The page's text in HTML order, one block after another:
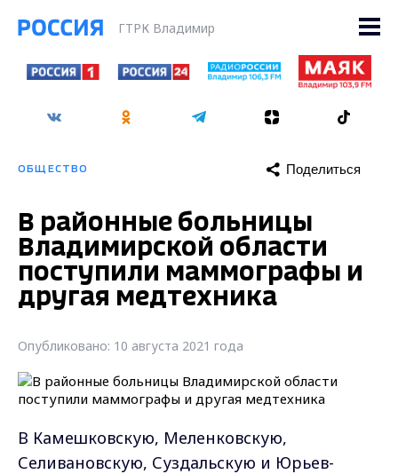
ГТРК Владимир
ОБЩЕСТВО Поделиться
В районные больницы
Владимирской области
поступили маммографы и
другая медтехника
Опубликовано: 10 августа 2021 года
В Камешковскую, Меленковскую,
Селивановскую, Суздальскую и Юрьев-